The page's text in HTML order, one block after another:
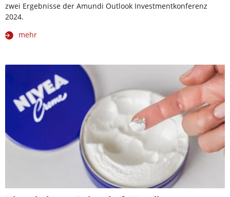
zwei Ergebnisse der Amundi Outlook Investmentkonferenz
2024.
mehr